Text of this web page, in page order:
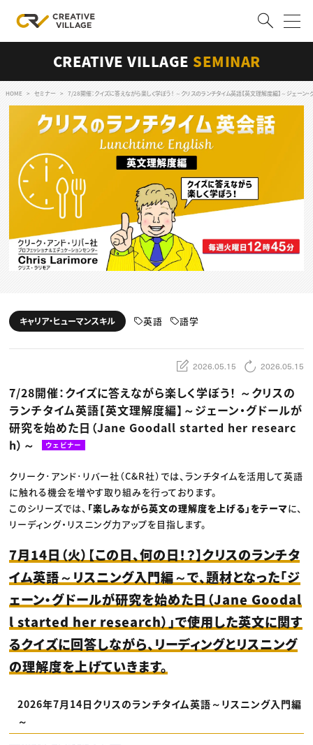
ログイン 会員登録
クリエイター求人を探す
CREATIVE JOB求人検索
特集求人
採用説明会
転職支援サービス
スキルアップしたい！
動画配信・映像制作
編集・ライティング
ディレクション
TOP Creator’s コラム トップ
Webクリエイター
ゲームクリエイター
クリエイターインタビュー
C＆R Magazine
セミナー
ニュース・トレンド トップ
Web
映像
ゲーム・エンタメ
広告
出版
CREATIVE VILLAGEからのお知らせ
プロフェッショナル×つながる×メディア
CREATIVE VILLAGE SEMINAR
HOME セミナー 7/28開催：クイズに答えながら楽しく学ぼう！ ～クリスのランチタイム英語【英文理解度編】～ジェ
キャリア・ヒューマンスキル 英語 語学
2026.05.15 2026.05.15
7/28開催：クイズに答えながら楽しく学ぼう！ ～クリスの
ランチタイム英語【英文理解度編】～ジェーン・グドールが
研究を始めた日（Jane Goodall started her researc
h）～
ウェビナー
クリーク･アンド･リバー社（C&R社）では、ランチタイムを活用して英語
に触れる機会を増やす取り組みを行っております。
このシリーズでは、 「楽しみながら英文の理解度を上げる」をテーマに、
リーディング・リスニング力アップを目指します。
7月14日（火）【この日、何の日！？】クリスのランチタ
イム英語～リスニング入門編～で、題材となった「ジ
ェーン・グドールが研究を始めた日（Jane Goodal
l started her research）」で使用した英文に関す
るクイズに回答しながら、リーディングとリスニング
の理解度を上げていきます。
2026年7月14日クリスのランチタイム英語～リスニング入門編
～